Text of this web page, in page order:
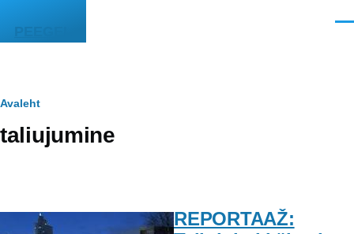
PEEGEL
Leivapuru
Avaleht
taliujumine
REPORTAAŽ: